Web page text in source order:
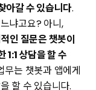
아갈 수 있습니다.
냐고요? 아니,
인 질문은 챗봇이
1:1 상담을 할 수
무는 챗봇과 앱에게
할 수 있습니다.